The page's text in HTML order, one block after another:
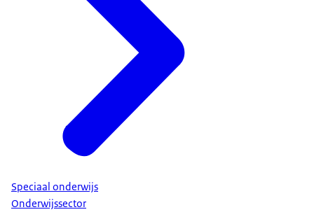
Speciaal onderwijs
Onderwijssector